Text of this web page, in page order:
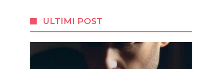
ULTIMI POST